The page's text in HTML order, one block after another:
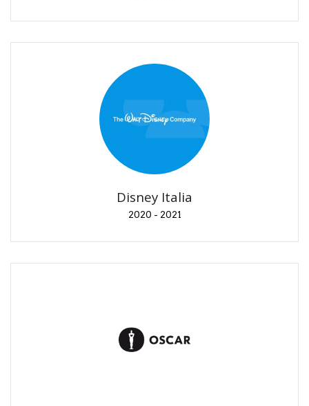
Disney Italia
2020 - 2021
Disney Italia
2020 - 2021
Pubblicazione Comunicati Stampa e anteprime
Mondadori
2018-2020